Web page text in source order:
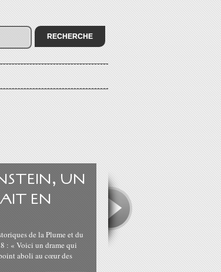
UN
EN
de la Plume et du
: « Voici un drame qui
aboli au cœur des